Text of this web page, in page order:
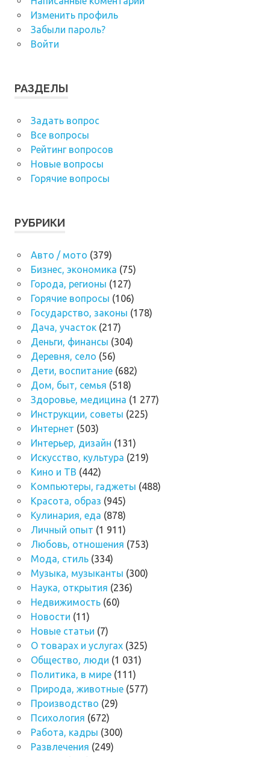
Изменить профиль
Забыли пароль?
Войти
РАЗДЕЛЫ
Задать вопрос
Все вопросы
Рейтинг вопросов
Новые вопросы
Горячие вопросы
РУБРИКИ
Авто / мото (379)
Бизнес, экономика (75)
Города, регионы (127)
Горячие вопросы (106)
Государство, законы (178)
Дача, участок(217)
Деньги, финансы (304)
Деревня, село (56)
Дети, воспитание(682)
Дом, быт, семья (518)
Здоровье, медицина (1 277)
Инструкции, советы (225)
Интернет (503)
Интерьер, дизайн (131)
Искусство, культура (219)
Кино и ТВ (442)
Компьютеры, гаджеты (488)
Красота, образ (945)
Кулинария, еда (878)
Личный опыт (1 911)
Любовь, отношения (753)
Мода, стиль(334)
Музыка, музыканты (300)
Наука, открытия (236)
Недвижимость(60)
Новости (11)
Новые статьи (7)
О товарах и услугах(325)
Общество, люди (1 031)
Политика, в мире(111)
Природа, животные(577)
Производство (29)
Психология (672)
Работа, кадры (300)
Развлечения (249)